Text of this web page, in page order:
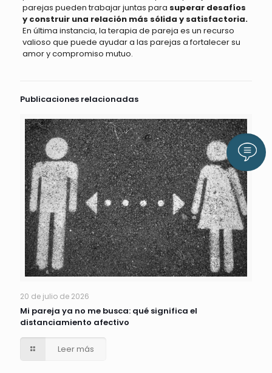
parejas pueden trabajar juntas para superar desafíos
y construir una relación más sólida y satisfactoria.
En última instancia, la terapia de pareja es un recurso
valioso que puede ayudar a las parejas a fortalecer su
amor y compromiso mutuo.
Publicaciones relacionadas
20 de julio de 2026
Mi pareja ya no me busca: qué significa el
distanciamiento afectivo
Leer más